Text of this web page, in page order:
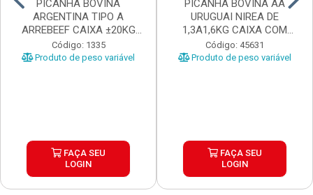
PICANHA BOVINA
ARGENTINA TIPO A
ARREBEEF CAIXA ±20KG
PEÇAS 1...
Código: 1335
Produto de peso variável
FAÇA SEU
LOGIN
PICANHA BOVINA AA
URUGUAI NIREA DE
1,3A1,6KG CAIXA COM
±15KG
Código: 45631
Produto de peso variável
FAÇA SEU
LOGIN